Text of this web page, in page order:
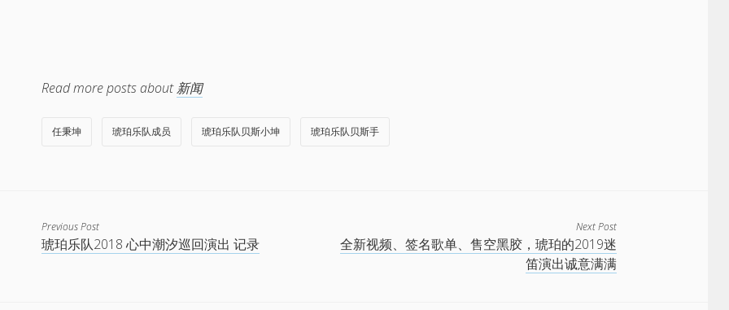
Read more posts about 新闻
任秉坤 琥珀乐队成员 琥珀乐队贝斯小坤 琥珀乐队贝斯手
Previous Post
琥珀乐队2018 心中潮汐巡回演出 记录
Next Post
全新视频、签名歌单、售空黑胶，琥珀的2019迷
笛演出诚意满满